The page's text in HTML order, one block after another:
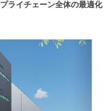
ライチェーン全体の最適化